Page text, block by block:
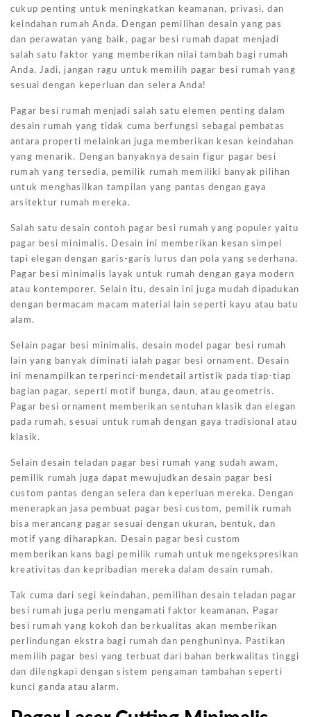
cukup penting untuk meningkatkan keamanan, privasi, dan
keindahan rumah Anda. Dengan pemilihan desain yang pas
dan perawatan yang baik, pagar besi rumah dapat menjadi
salah satu faktor yang memberikan nilai tambah bagi rumah
Anda. Jadi, jangan ragu untuk memilih pagar besi rumah yang
sesuai dengan keperluan dan selera Anda!
Pagar besi rumah menjadi salah satu elemen penting dalam
desain rumah yang tidak cuma berfungsi sebagai pembatas
antara properti melainkan juga memberikan kesan keindahan
yang menarik. Dengan banyaknya desain figur pagar besi
rumah yang tersedia, pemilik rumah memiliki banyak pilihan
untuk menghasilkan tampilan yang pantas dengan gaya
arsitektur rumah mereka.
Salah satu desain contoh pagar besi rumah yang populer yaitu
pagar besi minimalis. Desain ini memberikan kesan simpel
tapi elegan dengan garis-garis lurus dan pola yang sederhana.
Pagar besi minimalis layak untuk rumah dengan gaya modern
atau kontemporer. Selain itu, desain ini juga mudah dipadukan
dengan bermacam macam material lain seperti kayu atau batu
alam.
Selain pagar besi minimalis, desain model pagar besi rumah
lain yang banyak diminati ialah pagar besi ornament. Desain
ini menampilkan terperinci-mendetail artistik pada tiap-tiap
bagian pagar, seperti motif bunga, daun, atau geometris.
Pagar besi ornament memberikan sentuhan klasik dan elegan
pada rumah, sesuai untuk rumah dengan gaya tradisional atau
klasik.
Selain desain teladan pagar besi rumah yang sudah awam,
pemilik rumah juga dapat mewujudkan desain pagar besi
custom pantas dengan selera dan keperluan mereka. Dengan
menerapkan jasa pembuat pagar besi custom, pemilik rumah
bisa merancang pagar sesuai dengan ukuran, bentuk, dan
motif yang diharapkan. Desain pagar besi custom
memberikan kans bagi pemilik rumah untuk mengekspresikan
kreativitas dan kepribadian mereka dalam desain rumah.
Tak cuma dari segi keindahan, pemilihan desain teladan pagar
besi rumah juga perlu mengamati faktor keamanan. Pagar
besi rumah yang kokoh dan berkualitas akan memberikan
perlindungan ekstra bagi rumah dan penghuninya. Pastikan
memilih pagar besi yang terbuat dari bahan berkwalitas tinggi
dan dilengkapi dengan sistem pengaman tambahan seperti
kunci ganda atau alarm.